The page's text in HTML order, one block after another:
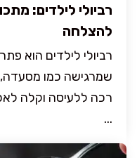
רביולי לילדים:
להצלחה
רביולי לילדים הוא
שמרגישה כמו מסעדה,
רכה ללעיסה וקלה
...